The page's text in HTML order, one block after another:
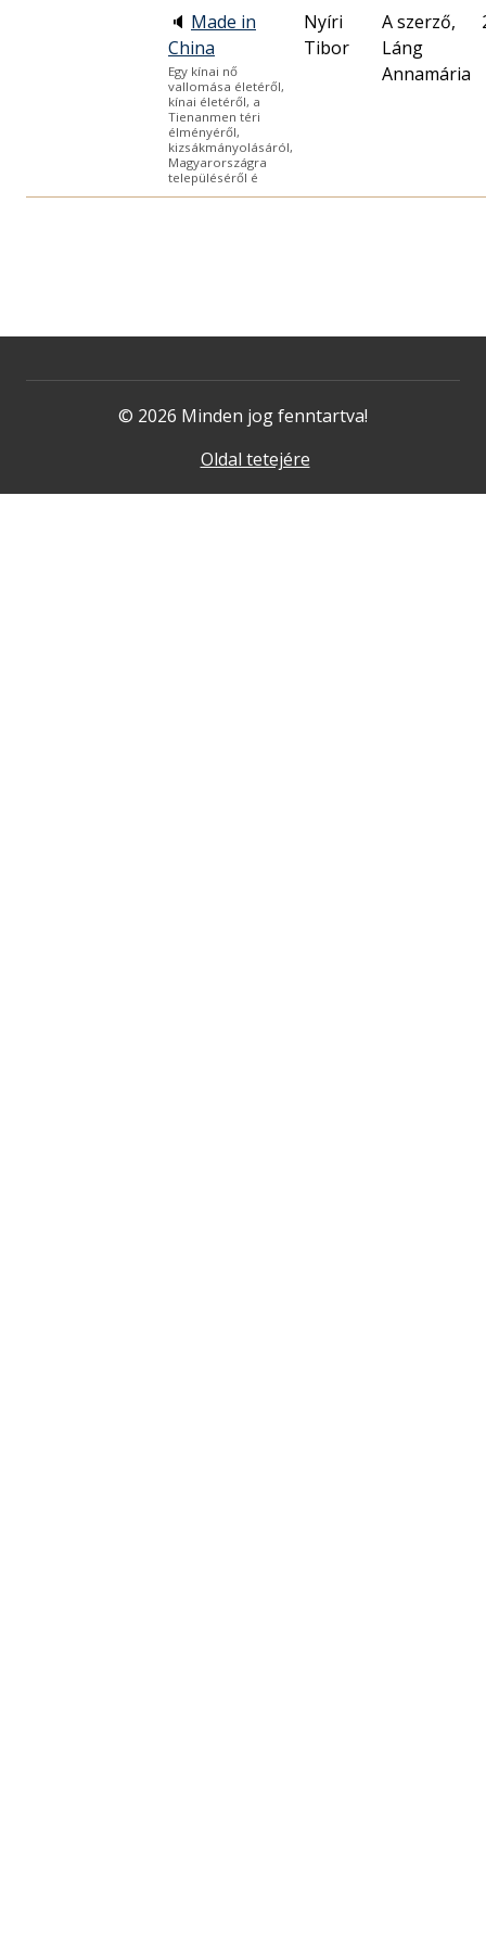
🔈 Made in
China
Egy kínai nő
vallomása életéről,
kínai életéről, a
Tienanmen téri
élményéről,
kizsákmányolásáról,
Magyarországra
településéről é
Nyíri
Tibor
A szerző,
Láng
Annamária
© 2026 Minden jog fenntartva!
Oldal tetejére